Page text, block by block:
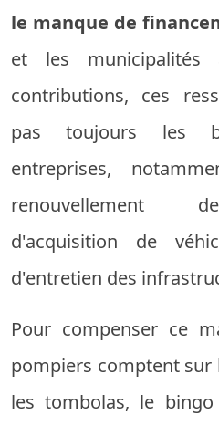
le manque de
et les municipalités
contributions, ces
pas toujours les
entreprises,
renouvellement
d'acquisition de
d'entretien des
Pour compenser ce
pompiers comptent sur
les tombolas, le